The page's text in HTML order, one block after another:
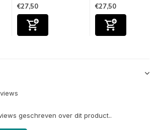
€27,50
€27,50
geschreven over dit product..